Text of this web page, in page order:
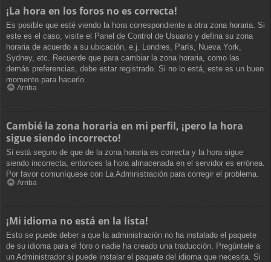
¡La hora en los foros no es correcta!
Es posible que esté viendo la hora correspondiente a otra zona horaria. Si
este es el caso, visite el Panel de Control de Usuario y defina su zona
horaria de acuerdo a su ubicación, e.j. Londres, París, Nueva York,
Sydney, etc. Recuerde que para cambiar la zona horaria, como las
demás preferencias, debe estar registrado. Si no lo está, este es un buen
momento para hacerlo.
Arriba
Cambié la zona horaria en mi perfil, ¡pero la hora
sigue siendo incorrecto!
Si está seguro de que de la zona horaria es correcta y la hora sigue
siendo incorrecta, entonces la hora almacenada en el servidor es errónea.
Por favor comuníquese con La Administración para corregir el problema.
Arriba
¡Mi idioma no está en la lista!
Esto se puede deber a que la administración no ha instalado el paquete
de su idioma para el foro o nadie ha creado una traducción. Pregúntele a
un Administrador si puede instalar el paquete del idioma que necesita. Si